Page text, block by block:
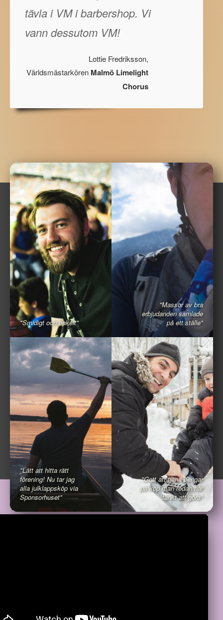
tävla i VM i barbershop. Vi
vann dessutom VM!
Lottie Fredriksson,
Världsmästarkören Malmö Limelight
Chorus
"Smidigt och enkelt"
"Massor av bra
erbjudanden samlade
på ett ställe"
"Lätt att hitta rätt
förening! Nu tar jag
alla julklappsköp via
Sponsorhuset"
"Gott att tjäna pengar
på köp man redan har
tänkt att göra"